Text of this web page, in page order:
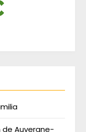
de Auvergne-